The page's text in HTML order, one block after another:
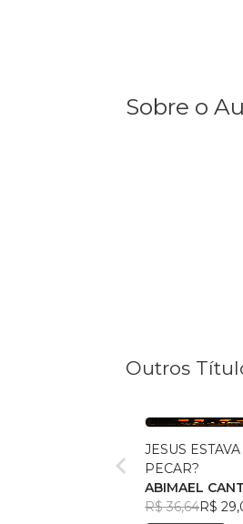
Sobre o
Outros
JESUS
PECAR?
ABIMAEL
R$ 36,64R$